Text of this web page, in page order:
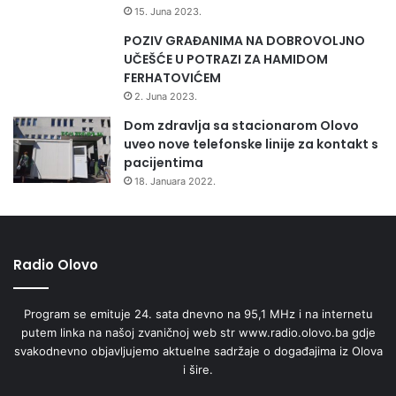
15. Juna 2023.
POZIV GRAĐANIMA NA DOBROVOLJNO
UČEŠĆE U POTRAZI ZA HAMIDOM
FERHATOVIĆEM
2. Juna 2023.
Dom zdravlja sa stacionarom Olovo
uveo nove telefonske linije za kontakt s
pacijentima
18. Januara 2022.
Radio Olovo
Program se emituje 24. sata dnevno na 95,1 MHz i na internetu
putem linka na našoj zvaničnoj web str www.radio.olovo.ba gdje
svakodnevno objavljujemo aktuelne sadržaje o događajima iz Olova
i šire.